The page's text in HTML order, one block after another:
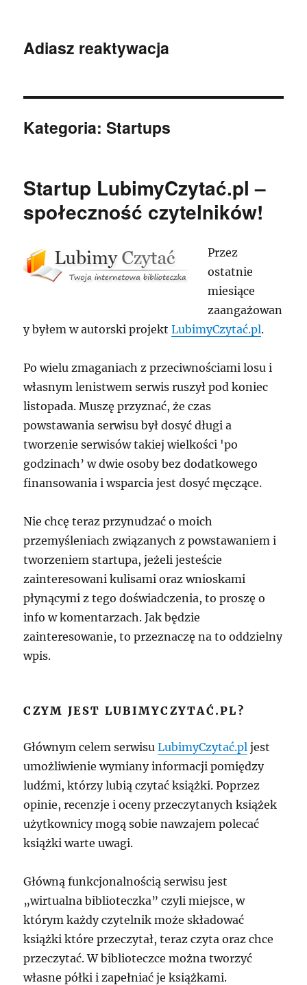
Adiasz reaktywacja
Kategoria:Startups
Startup LubimyCzytać.pl –
społeczność czytelników!
Przez
ostatnie
miesiące
zaangażowan
y byłem w autorski projektLubimyCzytać.pl.
Po wielu zmaganiach z przeciwnościami losu i
własnym lenistwem serwis ruszył pod koniec
listopada. Muszę przyznać, że czas
powstawania serwisu był dosyć długi a
tworzenie serwisów takiej wielkości 'po
godzinach’ w dwie osoby bez dodatkowego
finansowania i wsparcia jest dosyć męczące.
Nie chcę teraz przynudzać o moich
przemyśleniach związanych z powstawaniem i
tworzeniem startupa, jeżeli jesteście
zainteresowani kulisami oraz wnioskami
płynącymi z tego doświadczenia, to proszę o
info w komentarzach. Jak będzie
zainteresowanie, to przeznaczę na to oddzielny
wpis.
CZYM JEST LUBIMYCZYTAĆ.PL?
Głównym celem serwisuLubimyCzytać.pl jest
umożliwienie wymiany informacji pomiędzy
ludźmi, którzy lubią czytać książki. Poprzez
opinie, recenzje i oceny przeczytanych książek
użytkownicy mogą sobie nawzajem polecać
książki warte uwagi.
Główną funkcjonalnością serwisu jest
„wirtualna biblioteczka” czyli miejsce, w
którym każdy czytelnik może składować
książki które przeczytał, teraz czyta oraz chce
przeczytać. W biblioteczce można tworzyć
własne półki i zapełniać je książkami.